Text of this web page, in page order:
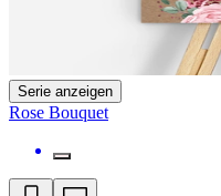
Serie anzeigen
Rose Bouquet